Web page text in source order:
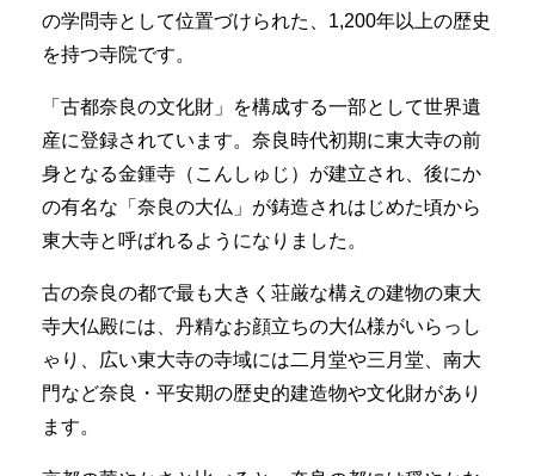
の学問寺として位置づけられた、1,200年以上の歴史
を持つ寺院です。
「古都奈良の文化財」を構成する一部として世界遺
産に登録されています。奈良時代初期に東大寺の前
身となる金鍾寺（こんしゅじ）が建立され、後にか
の有名な「奈良の大仏」が鋳造されはじめた頃から
東大寺と呼ばれるようになりました。
古の奈良の都で最も大きく荘厳な構えの建物の東大
寺大仏殿には、丹精なお顔立ちの大仏様がいらっし
ゃり、広い東大寺の寺域には二月堂や三月堂、南大
門など奈良・平安期の歴史的建造物や文化財があり
ます。